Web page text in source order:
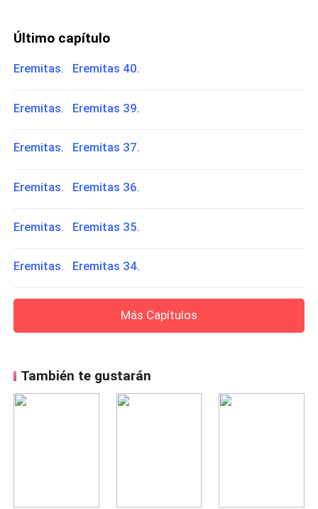
Último capítulo
Eremitas. Eremitas 40.
Eremitas. Eremitas 39.
Eremitas. Eremitas 37.
Eremitas. Eremitas 36.
Eremitas. Eremitas 35.
Eremitas. Eremitas 34.
Más Capítulos
También te gustarán